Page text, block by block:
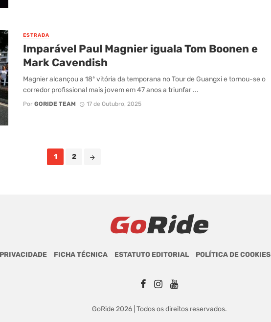
ESTRADA
Imparável Paul Magnier iguala Tom Boonen e
Mark Cavendish
Magnier alcançou a 18ª vitória da temporana no Tour de Guangxi e tornou-se o
corredor profissional mais jovem em 47 anos a triunfar ...
Por GORIDE TEAM 17 de Outubro, 2025
1 2
PRIVACIDADE FICHA TÉCNICA ESTATUTO EDITORIAL POLÍTICA DE COOKIES
GoRide 2026 | Todos os direitos reservados.